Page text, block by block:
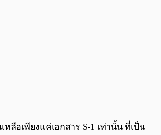
อเพียงแค่เอกสาร S-1 เท่านั้น ที่เป็น